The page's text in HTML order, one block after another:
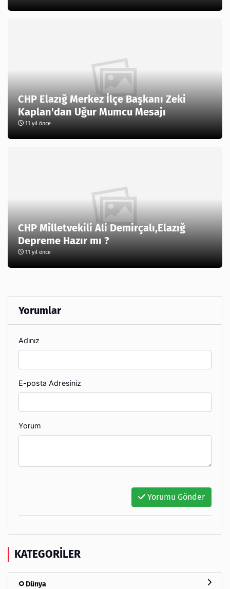
CHP Elazığ Merkez İlçe Başkanı Zeki
Kaplan'dan Uğur Mumcu Mesajı
11 yıl önce
CHP Milletvekili Ali Demirçalı,Elazığ
Depreme Hazır mı ?
11 yıl önce
Yorumlar
Adınız
E-posta Adresiniz
Yorum
Yorumu Gönder
KATEGORILER
Dünya